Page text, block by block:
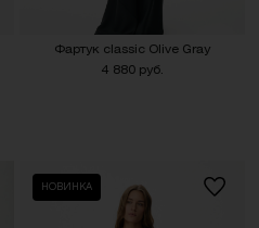
Фартук classic Olive Gray
4 880 руб.
НОВИНКА